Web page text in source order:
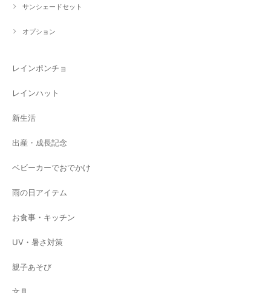
サンシェードセット
オプション
レインポンチョ
レインハット
新生活
出産・成長記念
ベビーカーでおでかけ
雨の日アイテム
お食事・キッチン
UV・暑さ対策
親子あそび